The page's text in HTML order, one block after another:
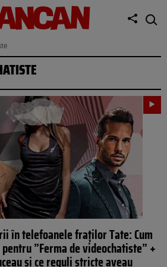
în telefoanele fraților Tate: Cum
”Ferma de videochatiste” +
și ce reguli stricte aveau